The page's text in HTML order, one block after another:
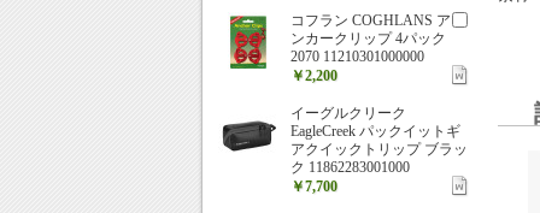
コフラン COGHLANS ア
ンカークリップ 4パック
2070 11210301000000
￥2,200
イーグルクリーク
EagleCreek パックイットギ
アクイックトリップ ブラッ
ク 11862283001000
￥7,700